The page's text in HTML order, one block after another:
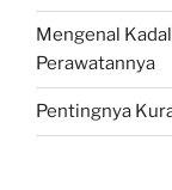
Mengenal
Perawatannya
Pentingnya